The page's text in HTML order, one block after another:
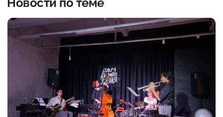
Новости по теме